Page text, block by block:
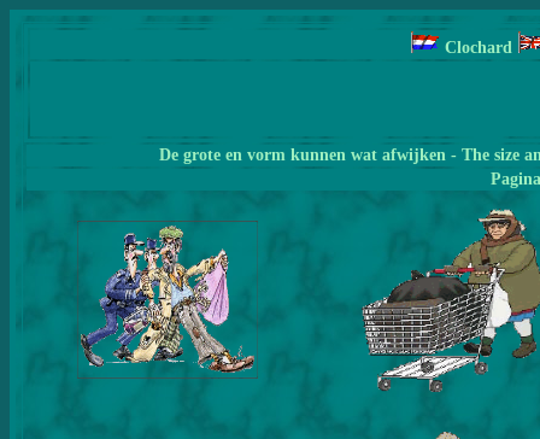
Clochard
De grote en vorm kunnen wat afwijken - The size